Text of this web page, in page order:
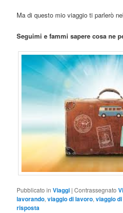
Ma di questo mio viaggio ti parlerò
Seguimi e fammi sapere cosa ne
Pubblicato in Viaggi |Contrassegnato
lavorando,viaggio di lavoro,viaggio
risposta